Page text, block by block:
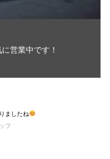
営業中です！
ましたね
フ